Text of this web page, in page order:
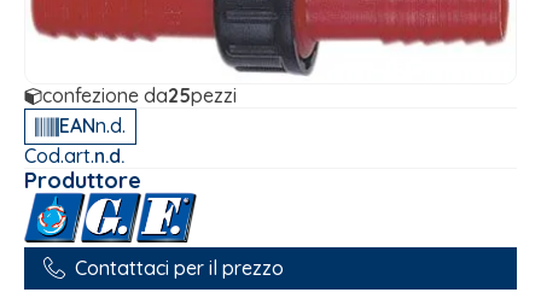
confezione da25pezzi
EANn.d.
Cod.art.n.d.
Produttore
Contattaci per il prezzo